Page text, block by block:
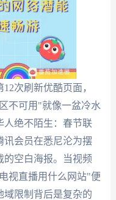
次刷新优酷页面，
不可用"就像一盆冷水
人绝不陌生：春节联
讯会员在悉尼沦为摆
的空白海报。当视频
视直播用什么网站"便
域限制背后是复杂的